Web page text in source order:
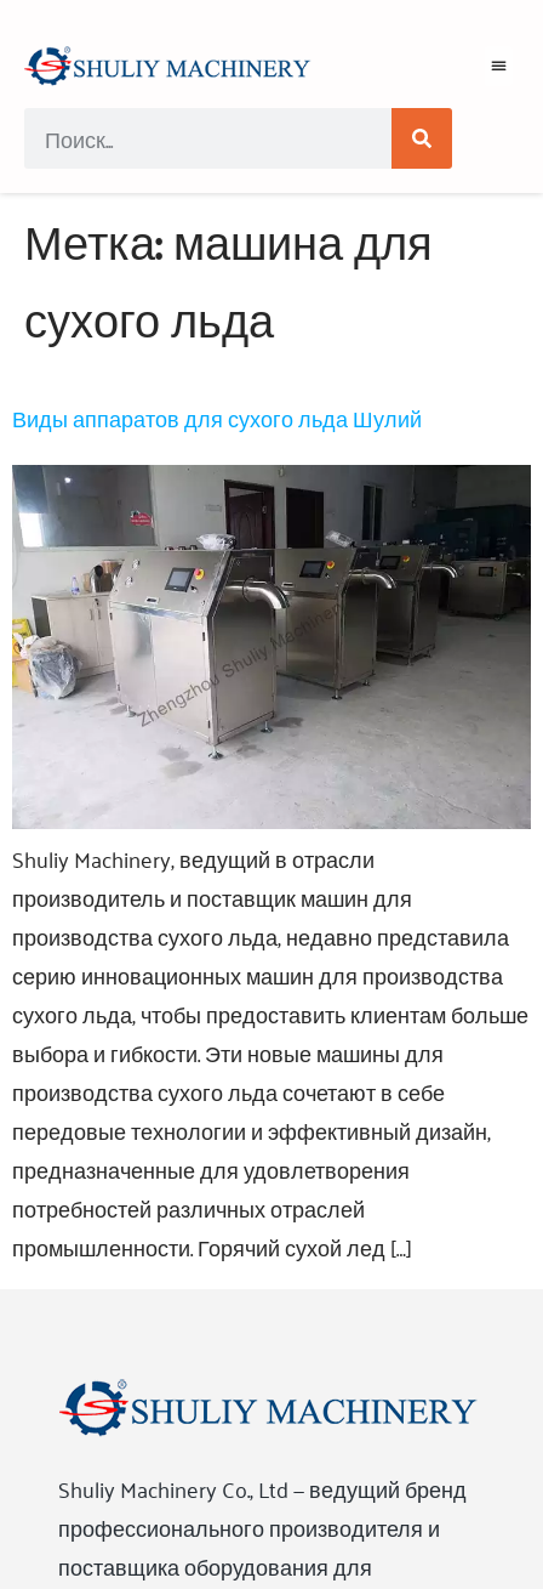
Метка:машина для
сухого льда
Виды аппаратов для сухого льда Шулий
Shuliy Machinery, ведущий в отрасли
производитель и поставщик машин для
производства сухого льда, недавно представила
серию инновационных машин для производства
сухого льда, чтобы предоставить клиентам больше
выбора и гибкости. Эти новые машины для
производства сухого льда сочетают в себе
передовые технологии и эффективный дизайн,
предназначенные для удовлетворения
потребностей различных отраслей
промышленности. Горячий сухой лед […]
Shuliy Machinery Co., Ltd — ведущий бренд
профессионального производителя и
поставщика оборудования для